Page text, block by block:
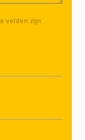
velden zijn